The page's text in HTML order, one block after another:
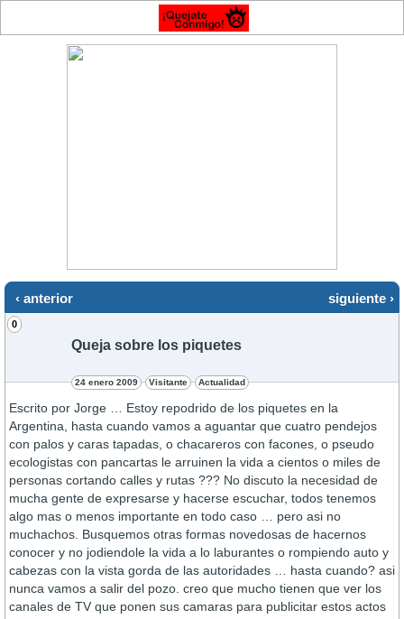
‹ anterior siguiente ›
0
Queja sobre los piquetes
24 enero 2009 Visitante Actualidad
Escrito por Jorge … Estoy repodrido de los piquetes en la
Argentina, hasta cuando vamos a aguantar que cuatro pendejos
con palos y caras tapadas, o chacareros con facones, o pseudo
ecologistas con pancartas le arruinen la vida a cientos o miles de
personas cortando calles y rutas ??? No discuto la necesidad de
mucha gente de expresarse y hacerse escuchar, todos tenemos
algo mas o menos importante en todo caso … pero asi no
muchachos. Busquemos otras formas novedosas de hacernos
conocer y no jodiendole la vida a lo laburantes o rompiendo auto y
cabezas con la vista gorda de las autoridades … hasta cuando? asi
nunca vamos a salir del pozo. creo que mucho tienen que ver los
canales de TV que ponen sus camaras para publicitar estos actos